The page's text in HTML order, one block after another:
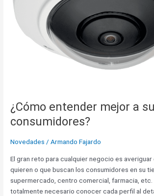
¿Cómo entender mejor a
consumidores?
Novedades /Armando Fajardo
El gran reto para cualquier negocio es averiguar
quieren o que buscan los consumidores en su
supermercado, centro comercial, farmacia, etc.
totalmente necesario conocer cada perfil al